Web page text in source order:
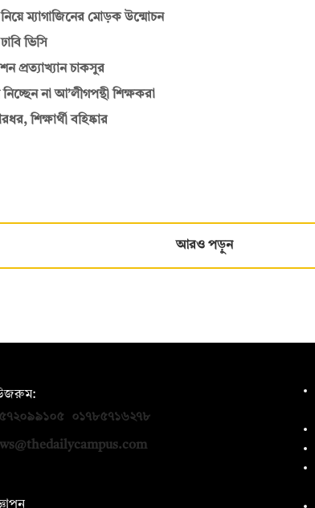
ম্যাগাজিনের মোড়ক উন্মোচন
ভিসি
প্রত্যাখ্যান চাকসুর
না আ’লীগপন্থী শিক্ষকরা
শিক্ষার্থী বহিষ্কার
আরও পড়ুন
০১৭৮৫৭১৬২৭৮